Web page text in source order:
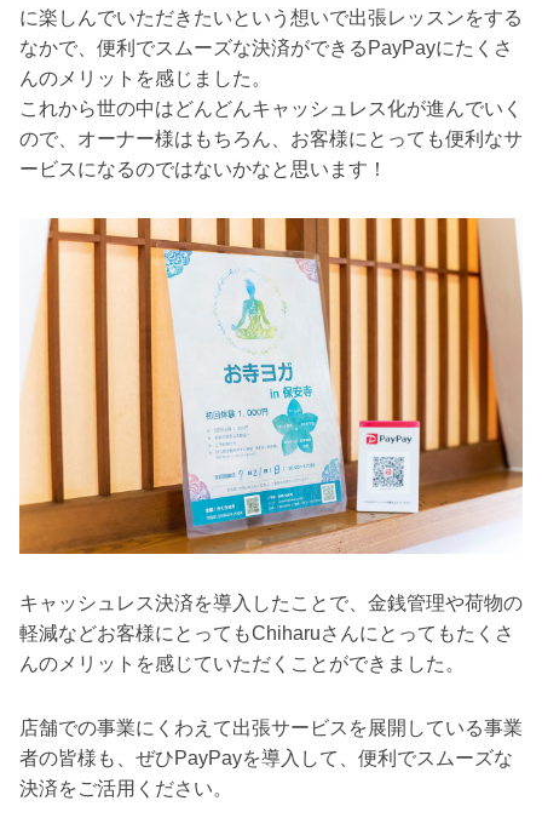
に楽しんでいただきたいという想いで出張レッスンをする
なかで、便利でスムーズな決済ができるPayPayにたくさ
んのメリットを感じました。
これから世の中はどんどんキャッシュレス化が進んでいく
ので、オーナー様はもちろん、お客様にとっても便利なサ
ービスになるのではないかなと思います！
キャッシュレス決済を導入したことで、金銭管理や荷物の
軽減などお客様にとってもChiharuさんにとってもたくさ
んのメリットを感じていただくことができました。
店舗での事業にくわえて出張サービスを展開している事業
者の皆様も、ぜひPayPayを導入して、便利でスムーズな
決済をご活用ください。